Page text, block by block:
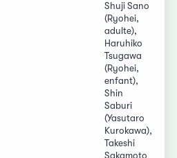
Shuji Sano
(Ryohei,
adulte),
Haruhiko
Tsugawa
(Ryohei,
enfant),
Shin
Saburi
(Yasutaro
Kurokawa),
Takeshi
Sakamoto